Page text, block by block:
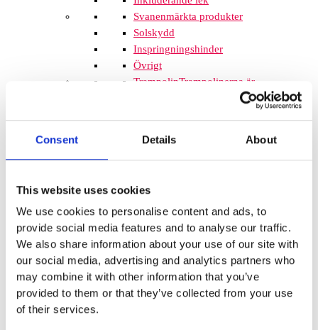
Consent Details About
This website uses cookies
We use cookies to personalise content and ads, to
provide social media features and to analyse our traffic.
We also share information about your use of our site with
our social media, advertising and analytics partners who
may combine it with other information that you’ve
provided to them or that they’ve collected from your use
of their services.
Svanenmärkta produkter
Solskydd
Inspringningshinder
Övrigt
TrampolinTrampolinerna är
tillverkade av fjädrande material som
trampoliner blir ett spännande inslag
som de flesta barnen uppskattar. De
i marken så de kan med fördel
monteras mellan lekplatsutrustning
där det finns lediga ytor. När barnen
springer mellan klätterställningar och
FALLSKYDD & UNDERLAG
Fallskyddsmattor
Euroflex fallskyddsmatta 30